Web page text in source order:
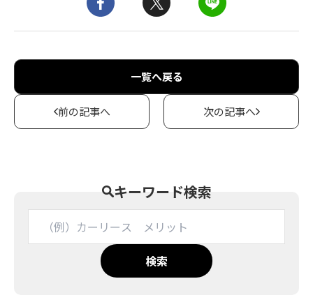
一覧へ戻る
前の記事へ 次の記事へ
キーワード検索
検索